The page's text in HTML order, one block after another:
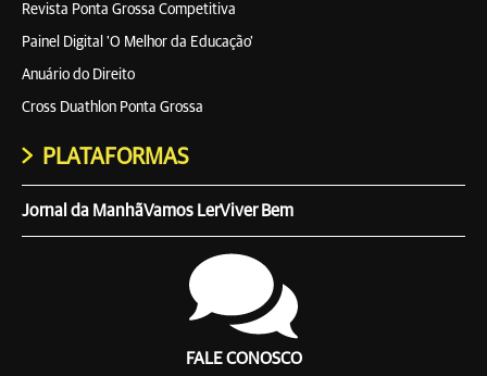
Revista Ponta Grossa Competitiva
Painel Digital 'O Melhor da Educação'
Anuário do Direito
Cross Duathlon Ponta Grossa
PLATAFORMAS
Jornal da ManhãVamos LerViver Bem
FALE CONOSCO